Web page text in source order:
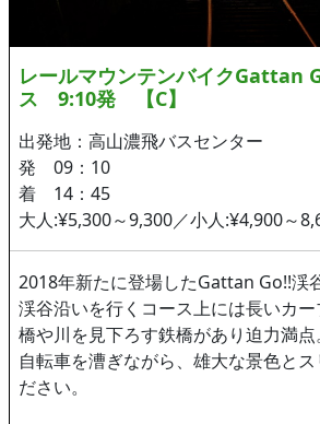
レールマウンテンバイクGattan
ス 9:10発 【C】
出発地：高山濃飛バスセンター
発 09：10
着 14：45
大人:¥5,300～9,300／小人:¥4,900～
2018年新たに登場したGattan Go!!渓
渓谷沿いを行くコース上には長いカー
橋や川を見下ろす鉄橋があり迫力満点。
自転車を漕ぎながら、雄大な景色とス
ださい。